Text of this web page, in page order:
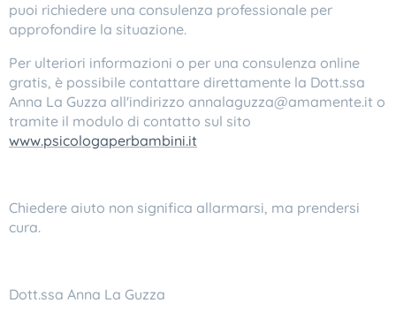
puoi richiedere una consulenza professionale per
approfondire la situazione.
​Per ulteriori informazioni o per una consulenza online
gratis, è possibile contattare direttamente la Dott.ssa
Anna La Guzza all'indirizzo annalaguzza@amamente.it o
tramite il modulo di contatto sul sito
www.psicologaperbambini.it
Chiedere aiuto non significa allarmarsi, ma prendersi
cura.❤️
Dott.ssa Anna La Guzza